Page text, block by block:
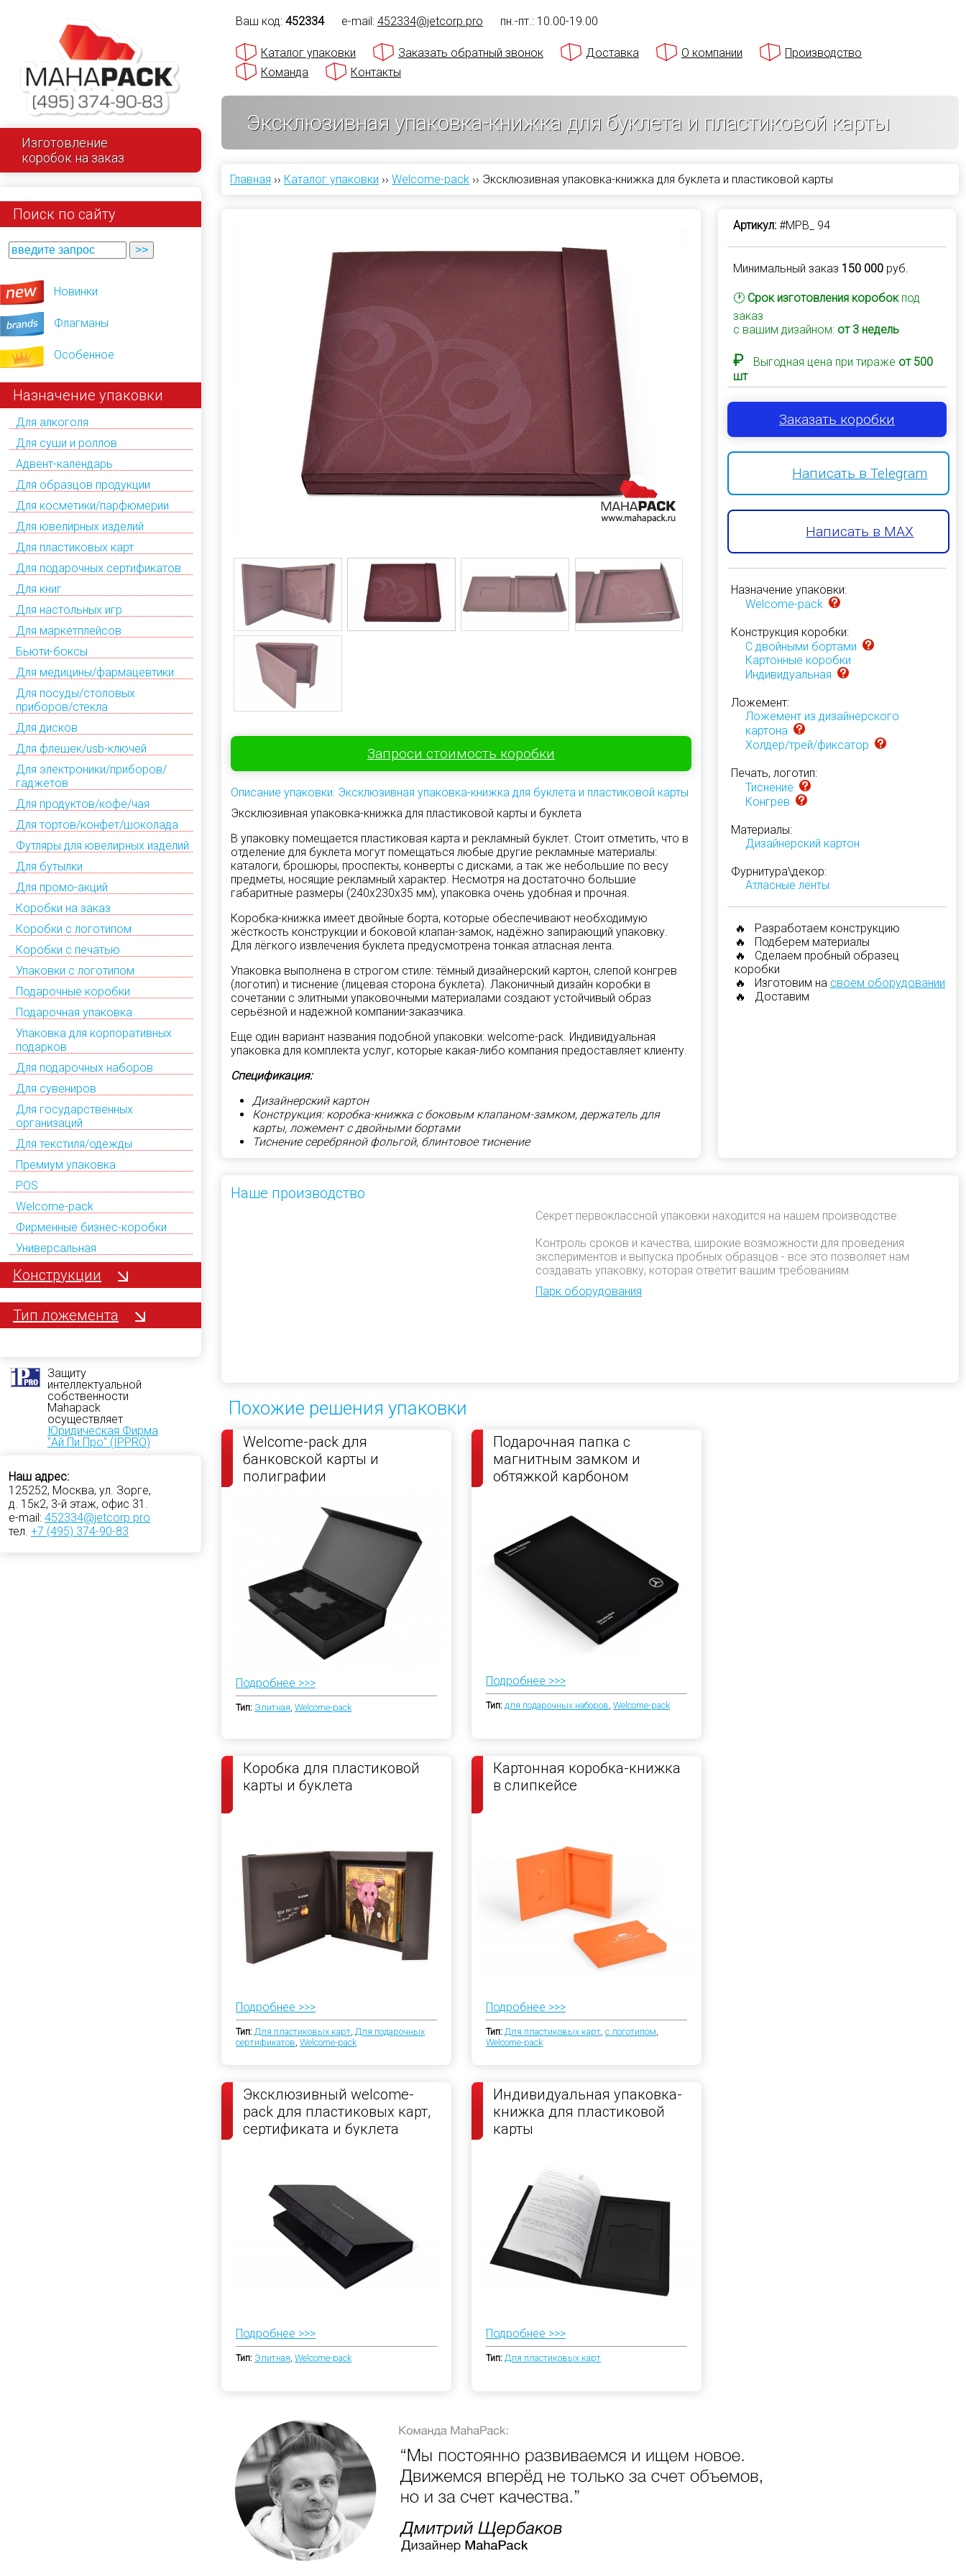
Изготовление
коробок на заказ
Поиск по сайту
Новинки
Флагманы
Особенное
Назначение упаковки
Для алкоголя
Для суши и роллов
Адвент-календарь
Для образцов продукции
Для косметики/парфюмерии
Для ювелирных изделий
Для пластиковых карт
Для подарочных сертификатов
Для книг
Для настольных игр
Для маркетплейсов
Бьюти-боксы
Для медицины/фармацевтики
Для посуды/столовых
приборов/стекла
Для дисков
Для флешек/usb-ключей
Для электроники/приборов/
гаджетов
Для продуктов/кофе/чая
Для тортов/конфет/шоколада
Футляры для ювелирных изделий
Для бутылки
Для промо-акций
Коробки на заказ
Коробки с логотипом
Коробки с печатью
Упаковки с логотипом
Подарочные коробки
Подарочная упаковка
Упаковка для корпоративных
подарков
Для подарочных наборов
Для сувениров
Для государственных
организаций
Для текстиля/одежды
Премиум упаковка
POS
Welcome-pack
Фирменные бизнес-коробки
Универсальная
Конструкции
Тип ложемента
Защиту
интеллектуальной
собственности
Mahapack
осуществляет
Юридическая Фирма
"Ай Пи Про" (IPPRO)
Наш адрес:
125252, Москва, ул. Зорге,
д. 15к2, 3-й этаж, офис 31.
e-mail: 452334@jetcorp.pro
тел. +7 (495) 374-90-83
Ваш код: 452334 e-mail: 452334@jetcorp.pro пн.-пт.: 10.00-19.00
Каталог упаковки Заказать обратный звонок Доставка О компании
Производство
Команда
Контакты
Эксклюзивная упаковка-книжка для буклета и пластиковой карты
Главная ›› Каталог упаковки ›› Welcome-pack ›› Эксклюзивная упаковка-книжка для буклета и пластиковой карты
Запроси стоимость коробки
Описание упаковки: Эксклюзивная упаковка-книжка для буклета и пластиковой карты
Эксклюзивная упаковка-книжка для пластиковой карты и буклета
В упаковку помещается пластиковая карта и рекламный буклет. Стоит отметить, что в
отделение для буклета могут помещаться любые другие рекламные материалы:
каталоги, брошюры, проспекты, конверты с дисками, а так же небольшие по весу
предметы, носящие рекламный характер. Несмотря на достаточно большие
габаритные размеры (240х230х35 мм), упаковка очень удобная и прочная.
Коробка-книжка имеет двойные борта, которые обеспечивают необходимую
жёсткость конструкции и боковой клапан-замок, надёжно запирающий упаковку.
Для лёгкого извлечения буклета предусмотрена тонкая атласная лента.
Упаковка выполнена в строгом стиле: тёмный дизайнерский картон, слепой конгрев
(логотип) и тиснение (лицевая сторона буклета). Лаконичный дизайн коробки в
сочетании с элитными упаковочными материалами создают устойчивый образ
серьёзной и надежной компании-заказчика.
Еще один вариант названия подобной упаковки: welcome-pack. Индивидуальная
упаковка для комплекта услуг, которые какая-либо компания предоставляет клиенту.
Спецификация:
Дизайнерский картон
Конструкция: коробка-книжка с боковым клапаном-замком, держатель для
карты, ложемент с двойными бортами
Тиснение серебряной фольгой, блинтовое тиснение
Артикул:#MPB_ 94
Минимальный заказ 150 000руб.
🕐 Срок изготовления коробокпод
заказ
с вашим дизайном: от 3 недель
₽ Выгодная цена при тираже от 500
шт
Заказать коробки
Написать в Telegram
Написать в MAX
Назначение упаковки:
Welcome-pack
Конструкция коробки:
С двойными бортами
Картонные коробки
Индивидуальная
Ложемент:
Ложемент из дизайнерского
картона
Холдер/трей/фиксатор
Печать, логотип:
Тиснение
Конгрев
Материалы:
Дизайнерский картон
Фурнитура\декор:
Атласные ленты
🔥 Разработаем конструкцию
🔥 Подберем материалы
🔥 Сделаем пробный образец
коробки
🔥 Изготовим на своем оборудовании
🔥 Доставим
Наше производство
Секрет первоклассной упаковки находится на нашем производстве.
Контроль сроков и качества, широкие возможности для проведения
экспериментов и выпуска пробных образцов - все это позволяет нам
создавать упаковку, которая ответит вашим требованиям.
Парк оборудования
Похожие решения упаковки
Welcome-pack для
банковской карты и
полиграфии
Подробнее >>>
Тип: Элитная Welcome-pack
Подарочная папка с
магнитным замком и
обтяжкой карбоном
Подробнее >>>
Тип: для подарочных наборов Welcome-pack
Коробка для пластиковой
карты и буклета
Подробнее >>>
Тип: Для пластиковых карт Для подарочных
сертификатов Welcome-pack
Картонная коробка-книжка
в слипкейсе
Подробнее >>>
Тип: Для пластиковых карт с логотипом
Welcome-pack
Эксклюзивный welcome-
pack для пластиковых карт,
сертификата и буклета
Подробнее >>>
Тип: Элитная Welcome-pack
Индивидуальная упаковка-
книжка для пластиковой
карты
Подробнее >>>
Тип: Для пластиковых карт